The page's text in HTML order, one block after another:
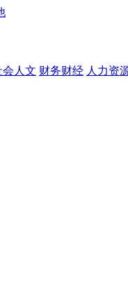
会人文 财务财经 人力资